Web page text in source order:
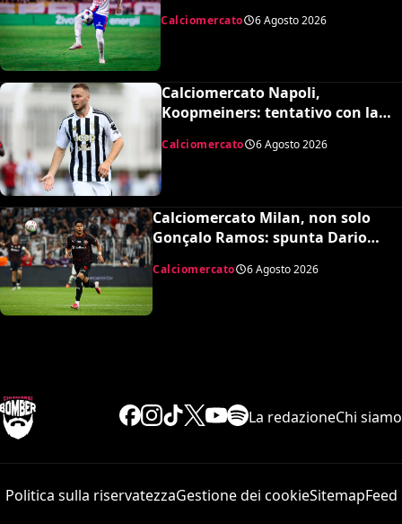
Calciomercato 6 Agosto 2026
Calciomercato Napoli,
Koopmeiners: tentativo con la
Calciomercato 6 Agosto 2026
Calciomercato Milan, non solo
Gonçalo Ramos: spunta Dario
Calciomercato 6 Agosto 2026
La redazioneChi siamo
Politica sulla riservatezzaGestione dei cookieSitemapFeed